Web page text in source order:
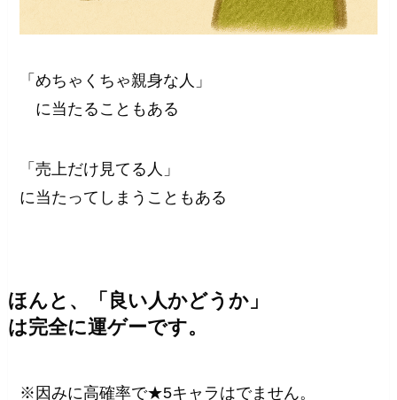
「めちゃくちゃ親身な人」
に当たることもある
「売上だけ見てる人」
に当たってしまうこともある
ほんと、「良い人かどうか」
は完全に運ゲーです。
※因みに高確率で★5キャラはでません。